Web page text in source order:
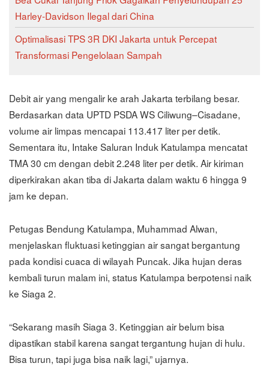
Harley-Davidson Ilegal dari China
Optimalisasi TPS 3R DKI Jakarta untuk Percepat
Transformasi Pengelolaan Sampah
Debit air yang mengalir ke arah Jakarta terbilang besar.
Berdasarkan data UPTD PSDA WS Ciliwung–Cisadane,
volume air limpas mencapai 113.417 liter per detik.
Sementara itu, Intake Saluran Induk Katulampa mencatat
TMA 30 cm dengan debit 2.248 liter per detik. Air kiriman
diperkirakan akan tiba di Jakarta dalam waktu 6 hingga 9
jam ke depan.
Petugas Bendung Katulampa, Muhammad Alwan,
menjelaskan fluktuasi ketinggian air sangat bergantung
pada kondisi cuaca di wilayah Puncak. Jika hujan deras
kembali turun malam ini, status Katulampa berpotensi naik
ke Siaga 2.
“Sekarang masih Siaga 3. Ketinggian air belum bisa
dipastikan stabil karena sangat tergantung hujan di hulu.
Bisa turun, tapi juga bisa naik lagi,” ujarnya.